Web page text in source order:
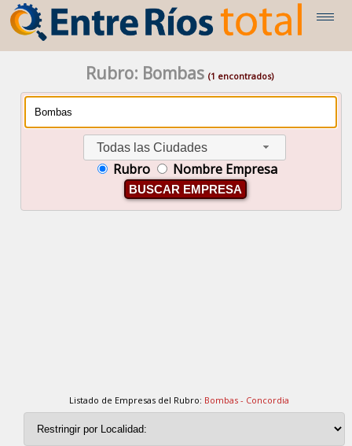
Rubro: Bombas (1 encontrados)
Todas las Ciudades
Rubro Nombre Empresa
BUSCAR EMPRESA
Listado de Empresas del Rubro: Bombas - Concordia